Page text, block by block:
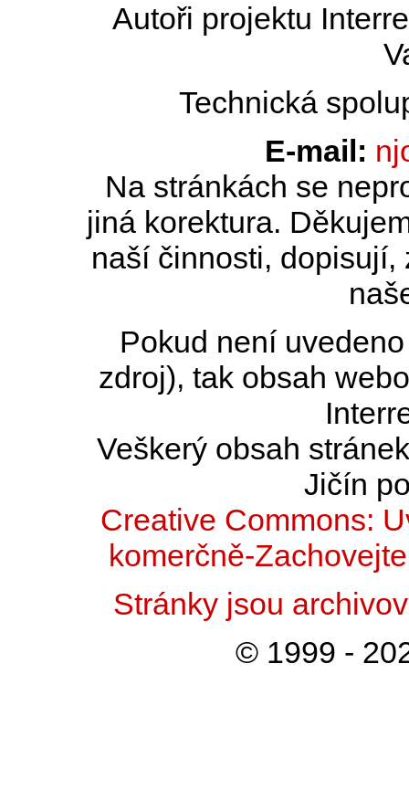
Autoři projektu
Technická
E-mail:
Na stránkách se
jiná korektura.
naší činnosti,
Pokud není
zdroj), tak obsah
Veškerý obsah
Jičín
Creative Commons:
komerčně-
Stránky jsou
© 1999 -